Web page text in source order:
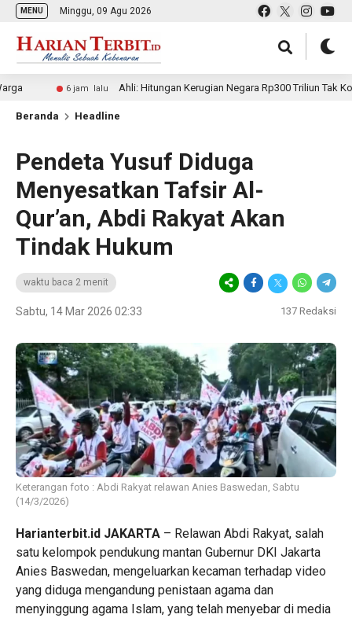
MENU Minggu, 09 Agu 2026
6 jam lalu Ahli: Hitungan Kerugian Negara Rp300 Triliun Tak
Beranda Headline
Pendeta Yusuf Diduga
Menyesatkan Tafsir Al-
Qur’an, Abdi Rakyat Akan
Tindak Hukum
waktu baca 2 menit
Sabtu, 14 Mar 2026 02:33 137 Redaksi
Keterangan foto : Abdi Rakyat relawan Anies Baswedan, Sabtu
(14/3/2026)
Harianterbit.id JAKARTA – Relawan Abdi Rakyat, salah
satu kelompok pendukung mantan Gubernur DKI Jakarta
Anies Baswedan, mengeluarkan kecaman terhadap video
yang diduga mengandung penistaan agama dan
menyinggung agama Islam, yang telah menyebar di media